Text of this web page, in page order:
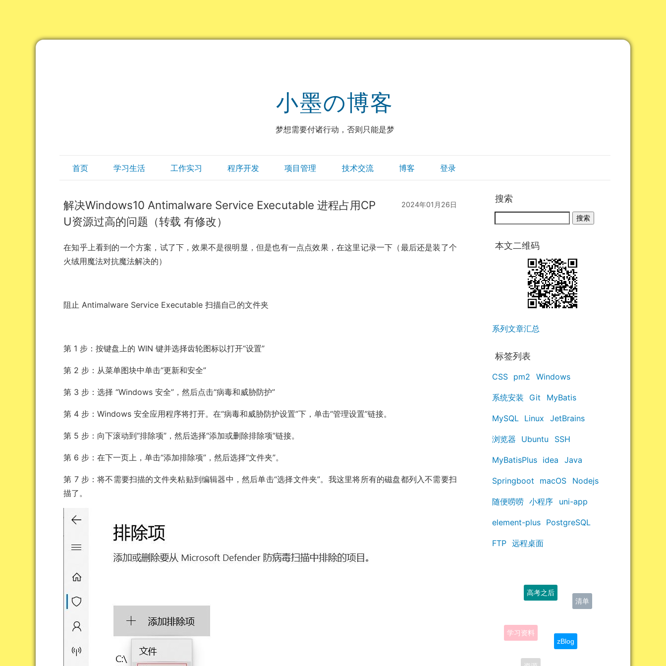
小墨の博客
梦想需要付诸行动，否则只能是梦
首页 学习生活 工作实习 程序开发 项目管理 技术交流 博客 登录
2024年01月26日
解决Windows10 Antimalware Service Executable 进程占用CP
U资源过高的问题（转载 有修改）
在知乎上看到的一个方案，试了下，效果不是很明显，但是也有一点点效果，在这里记录一下（最后还是装了个
火绒用魔法对抗魔法解决的）
阻止 Antimalware Service Executable 扫描自己的文件夹
第 1 步：按键盘上的 WIN 键并选择齿轮图标以打开“设置”
第 2 步：从菜单图块中单击“更新和安全”
第 3 步：选择 “Windows 安全”，然后点击“病毒和威胁防护”
第 4 步：Windows 安全应用程序将打开。在“病毒和威胁防护设置”下，单击“管理设置”链接。
第 5 步：向下滚动到“排除项”，然后选择“添加或删除排除项”链接。
第 6 步：在下一页上，单击“添加排除项”，然后选择“文件夹”。
第 7 步：将不需要扫描的文件夹粘贴到编辑器中，然后单击“选择文件夹”。我这里将所有的磁盘都列入不需要扫
描了。
搜索
本文二维码
系列文章汇总
标签列表
CSS pm2 Windows
系统安装 Git MyBatis
MySQL Linux JetBrains
浏览器 Ubuntu SSH
MyBatisPlus idea Java
Springboot macOS Nodejs
随便唠唠 小程序 uni-app
element-plus PostgreSQL
FTP 远程桌面
资源
清单
高考之后